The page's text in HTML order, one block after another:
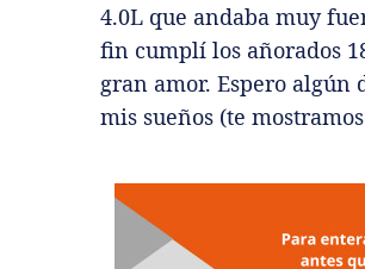
4.0L que andaba muy
fin cumplí los añorados
gran amor. Espero algún
mis sueños (te